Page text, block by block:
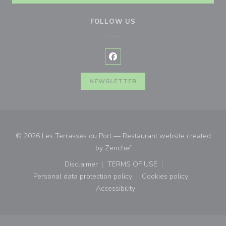
FOLLOW US
Facebook ((opens in a new
NEWSLETTER
© 2026 Les Terrasses du Port — Restaurant website created
by Zenchef((opens in a new window))
Disclaimer
((opens in a new window))
TERMS OF USE
((opens in a new window))
Personal data protection policy
((opens in a new window))
Cookies policy
((opens in a new
Accessibility
((opens in a new window))